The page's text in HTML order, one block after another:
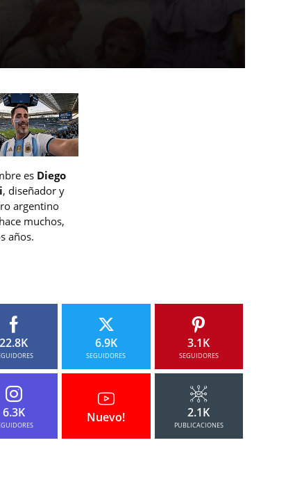
es Diego
, diseñador y
argentino
muchos,
años.
22.8K 6.9K
SEGUIDORES
3.1K
SEGUIDORES
6.3K Nuevo! 2.1K
PUBLICACIONES